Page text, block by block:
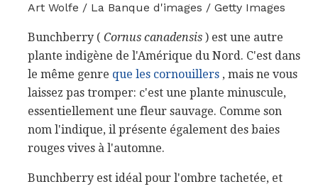
Art Wolfe / La Banque d'images / Getty Images
Bunchberry ( Cornus canadensis ) est une autre
plante indigène de l'Amérique du Nord. C'est dans
le même genre que les cornouillers , mais ne vous
laissez pas tromper: c'est une plante minuscule,
essentiellement une fleur sauvage. Comme son
nom l'indique, il présente également des baies
rouges vives à l'automne.
Bunchberry est idéal pour l'ombre tachetée, et